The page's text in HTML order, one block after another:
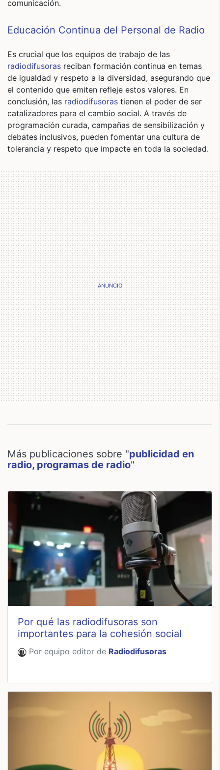
comunicación.
Educación Continua del Personal de Radio
Es crucial que los equipos de trabajo de las
radiodifusoras reciban formación continua en temas
de igualdad y respeto a la diversidad, asegurando que
el contenido que emiten refleje estos valores. En
conclusión, las radiodifusoras tienen el poder de ser
catalizadores para el cambio social. A través de
programación curada, campañas de sensibilización y
debates inclusivos, pueden fomentar una cultura de
tolerancia y respeto que impacte en toda la sociedad.
Más publicaciones sobre "publicidad en
radio, programas de radio"
Por qué las radiodifusoras son
importantes para la cohesión social
Por equipo editor de Radiodifusoras